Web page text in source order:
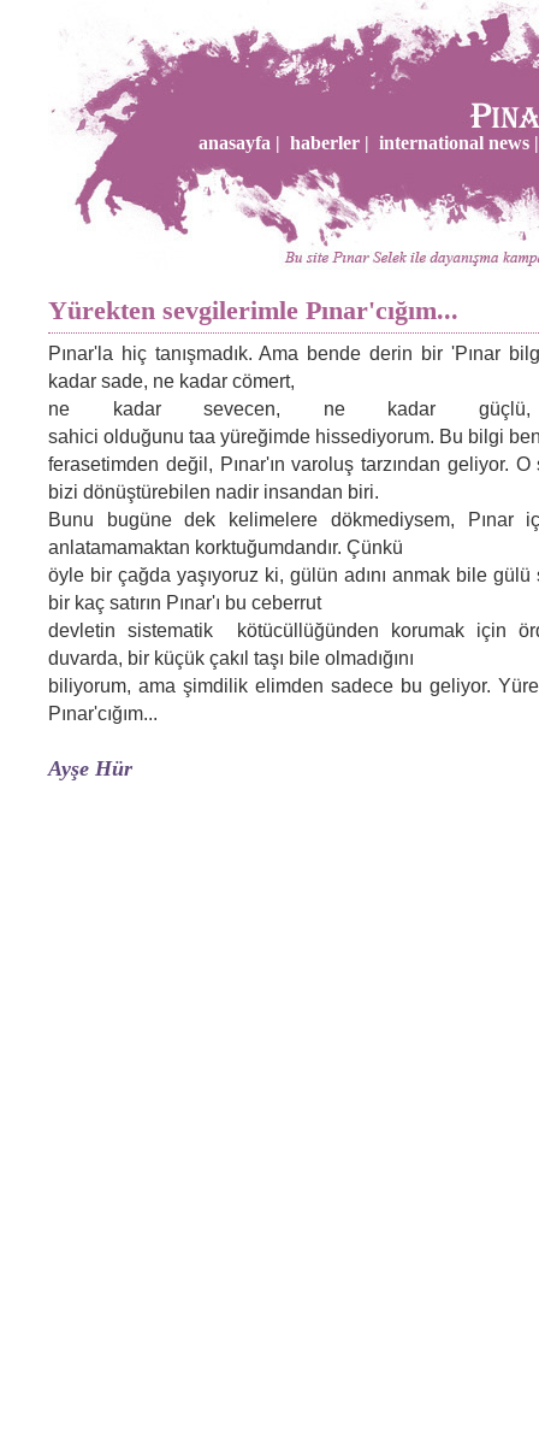
anasayfa | haberler | international news |
Yürekten sevgilerimle Pınar'cığım...
Pınar'la hiç tanışmadık. Ama bende derin bir 'Pınar
kadar sade, ne kadar cömert,
ne kadar sevecen, ne kadar
sahici olduğunu taa yüreğimde hissediyorum. Bu bilgi
ferasetimden değil, Pınar'ın varoluş tarzından geliyor.
bizi dönüştürebilen nadir insandan biri.
Bunu bugüne dek kelimelere dökmediysem, Pınar
anlatamamaktan korktuğumdandır. Çünkü
öyle bir çağda yaşıyoruz ki, gülün adını anmak bile
bir kaç satırın Pınar'ı bu ceberrut
devletin sistematik kötücüllüğünden korumak için
duvarda, bir küçük çakıl taşı bile olmadığını
biliyorum, ama şimdilik elimden sadece bu geliyor.
Pınar'cığım...
Ayşe Hür